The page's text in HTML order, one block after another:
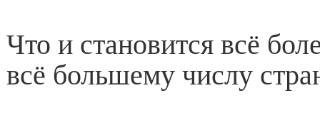
Что и становится всё
всё большему числу